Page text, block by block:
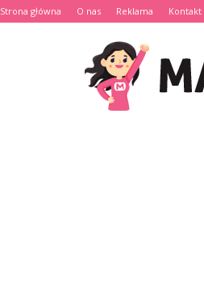
Strona główna O nas Reklama Kontakt